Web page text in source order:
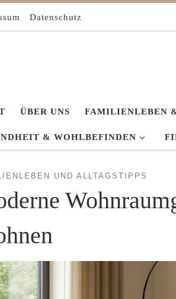
Datenschutz
ÜBER UNS FAMILIENLEBEN
& WOHLBEFINDEN
UND ALLTAGSTIPPS